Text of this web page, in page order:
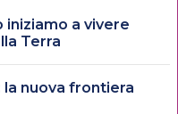
iniziamo a vivere
Terra
nuova frontiera